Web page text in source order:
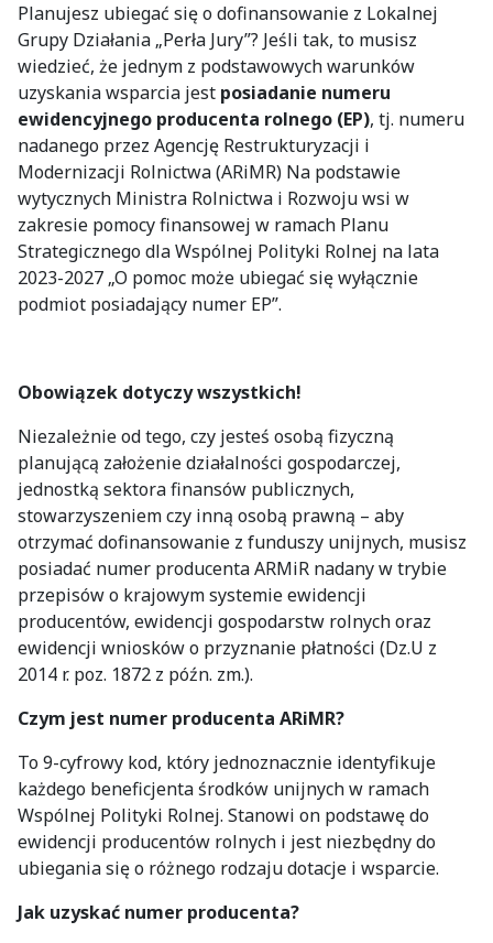
Planujesz ubiegać się o dofinansowanie z Lokalnej
Grupy Działania „Perła Jury”? Jeśli tak, to musisz
wiedzieć, że jednym z podstawowych warunków
uzyskania wsparcia jest posiadanie numeru
ewidencyjnego producenta rolnego (EP), tj. numeru
nadanego przez Agencję Restrukturyzacji i
Modernizacji Rolnictwa (ARiMR) Na podstawie
wytycznych Ministra Rolnictwa i Rozwoju wsi w
zakresie pomocy finansowej w ramach Planu
Strategicznego dla Wspólnej Polityki Rolnej na lata
2023-2027 „O pomoc może ubiegać się wyłącznie
podmiot posiadający numer EP”.
Obowiązek dotyczy wszystkich!
Niezależnie od tego, czy jesteś osobą fizyczną
planującą założenie działalności gospodarczej,
jednostką sektora finansów publicznych,
stowarzyszeniem czy inną osobą prawną – aby
otrzymać dofinansowanie z funduszy unijnych, musisz
posiadać numer producenta ARMiR nadany w trybie
przepisów o krajowym systemie ewidencji
producentów, ewidencji gospodarstw rolnych oraz
ewidencji wniosków o przyznanie płatności (Dz.U z
2014 r. poz. 1872 z późn. zm.).
Czym jest numer producenta ARiMR?
To 9-cyfrowy kod, który jednoznacznie identyfikuje
każdego beneficjenta środków unijnych w ramach
Wspólnej Polityki Rolnej. Stanowi on podstawę do
ewidencji producentów rolnych i jest niezbędny do
ubiegania się o różnego rodzaju dotacje i wsparcie.
Jak uzyskać numer producenta?